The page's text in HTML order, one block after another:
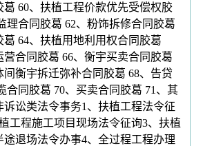
60、扶植工程价款优先受偿权胶
理合同胶葛 62、粉饰拆修合同胶葛
葛 64、扶植用地利用权合同胶葛
营合同胶葛 66、衡宇买卖合同胶葛
间衡宇拆迁弥补合同胶葛 68、告贷
合同胶葛 70、买卖合同胶葛 71、其
讼类法令事务1、扶植工程法令征
工程施工项目现场法令征询3、扶植
途退场法令办事4、全过程工程办理